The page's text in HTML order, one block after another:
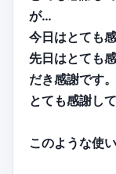
が…
今日はとても
先日はとても
だき感謝です。
とても感謝し
このような使